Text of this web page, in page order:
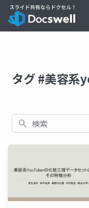
タグ #美容系
検索